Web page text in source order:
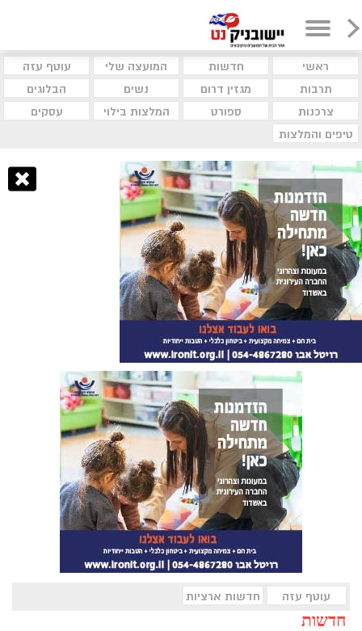
ראשי חדשות המועצה שלי
עוטף עזה
תרבות
מגזין דרום נשים
הבלוגים
צרכנות
ספורט המלצות בילוי
עסקים
טיפים והמלצות
עוטף עזה חדשות ארציות
חדשות